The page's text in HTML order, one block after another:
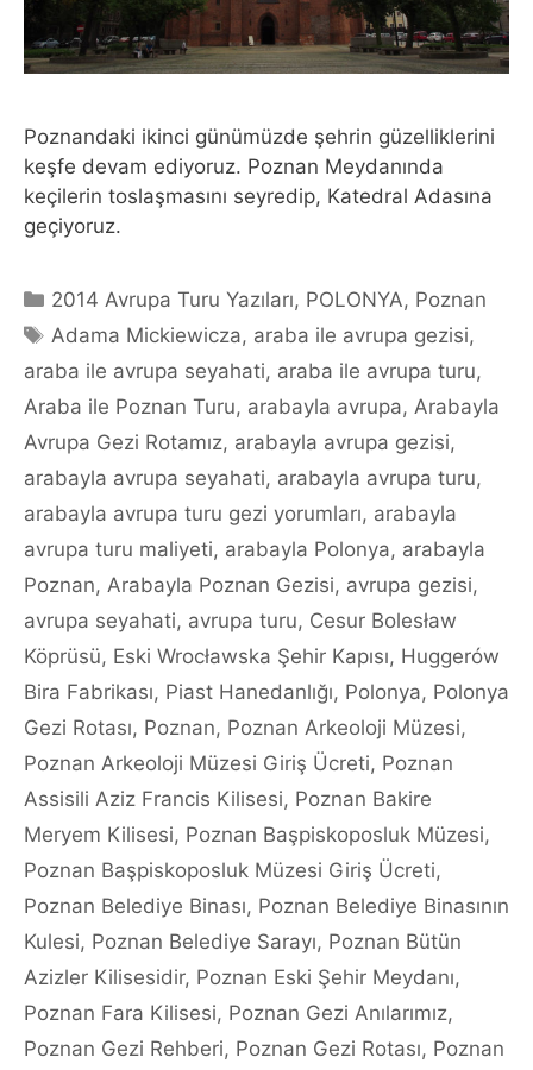
Poznandaki ikinci günümüzde şehrin güzelliklerini
keşfe devam ediyoruz. Poznan Meydanında
keçilerin toslaşmasını seyredip, Katedral Adasına
geçiyoruz.
Categories
2014 Avrupa Turu Yazıları, POLONYA, Poznan
Tags
Adama Mickiewicza, araba ile avrupa gezisi,
araba ile avrupa seyahati, araba ile avrupa turu,
Araba ile Poznan Turu, arabayla avrupa, Arabayla
Avrupa Gezi Rotamız, arabayla avrupa gezisi,
arabayla avrupa seyahati, arabayla avrupa turu,
arabayla avrupa turu gezi yorumları, arabayla
avrupa turu maliyeti, arabayla Polonya, arabayla
Poznan, Arabayla Poznan Gezisi, avrupa gezisi,
avrupa seyahati, avrupa turu, Cesur Bolesław
Köprüsü, Eski Wrocławska Şehir Kapısı, Huggerów
Bira Fabrikası, Piast Hanedanlığı, Polonya, Polonya
Gezi Rotası, Poznan, Poznan Arkeoloji Müzesi,
Poznan Arkeoloji Müzesi Giriş Ücreti, Poznan
Assisili Aziz Francis Kilisesi, Poznan Bakire
Meryem Kilisesi, Poznan Başpiskoposluk Müzesi,
Poznan Başpiskoposluk Müzesi Giriş Ücreti,
Poznan Belediye Binası, Poznan Belediye Binasının
Kulesi, Poznan Belediye Sarayı, Poznan Bütün
Azizler Kilisesidir, Poznan Eski Şehir Meydanı,
Poznan Fara Kilisesi, Poznan Gezi Anılarımız,
Poznan Gezi Rehberi, Poznan Gezi Rotası, Poznan